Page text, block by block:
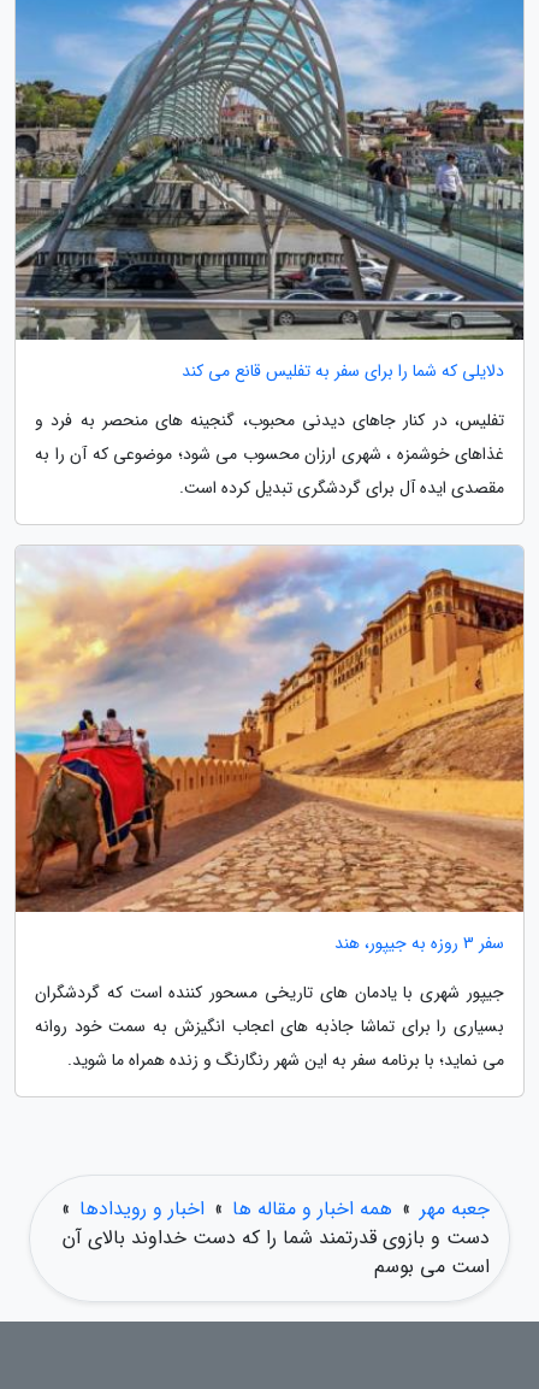
دلایلی که شما را برای سفر به تفلیس قانع می کند
تفلیس، در کنار جاهای دیدنی محبوب، گنجینه های منحصر به فرد و
غذاهای خوشمزه ، شهری ارزان محسوب می شود؛ موضوعی که آن را به
مقصدی ایده آل برای گردشگری تبدیل کرده است.
سفر 3 روزه به جیپور، هند
جیپور شهری با یادمان های تاریخی مسحور کننده است که گردشگران
بسیاری را برای تماشا جاذبه های اعجاب انگیزش به سمت خود روانه
می نماید؛ با برنامه سفر به این شهر رنگارنگ و زنده همراه ما شوید.
جعبه مهر » همه اخبار و مقاله ها » اخبار و رویدادها »
دست و بازوی قدرتمند شما را که دست خداوند بالای آن
است می بوسم